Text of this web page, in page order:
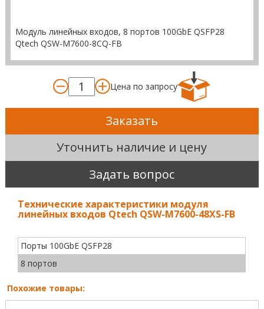
Модуль линейных входов, 8 портов 100GbE QSFP28
Qtech QSW-M7600-8CQ-FB
Цена по запросу
Заказать
Уточнить наличие и цену
Задать вопрос
Технические характеристики модуля
линейных входов Qtech QSW-M7600-48XS-FB
Порты 100GbE QSFP28
8 портов
Похожие товары: